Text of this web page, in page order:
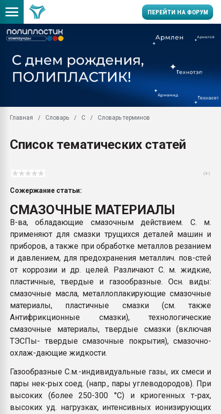
ПЕРЕЙТИ НА ФОРУМ
Вакуум-формовочные
28.07.2026
28.07.2026
ситуацией на
Продам отходы
поликарбоната и АБС-
Armaloy PC/ABS-1IM
ПЕРЕЙТИ НА
Главная Словарь С Словарь терминов
Список тематических статей
( 0 )
Сожержание статьи:
СМАЗОЧНЫЕ МАТЕРИАЛЫ
В-ва, обладающие смазочным действием. С. м.
применяют для смазки трущихся деталей машин и
приборов, а также при обработке металлов резанием
и давлением, для предохранения металлич. пов-стей
от коррозии и др. целей. Различают С. м. жидкие,
пластичные, твердые и газообразные. Осн. виды:
смазочные масла, металлоплакирующие смазочные
материалы, пластичные смазки (см. также
Антифрикционные смазки), технологические
смазочные материалы, твердые смазки (включая
ТЭСПы- твердые смазочные покрытия), смазочно-
охлаж-дающие жидкости.
Газообразные С.м.-индивидуальные газы, их смеси и
пары нек-рых соед. (напр., пары углеводородов). При
высоких (более 250-300 °С) и криогенных т-рах,
высоких уд. нагрузках, интенсивных ионизирующих